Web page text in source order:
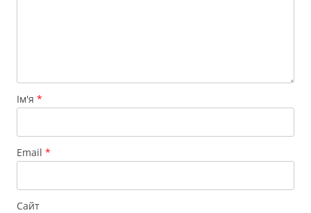
Ім'я *
Email *
Сайт